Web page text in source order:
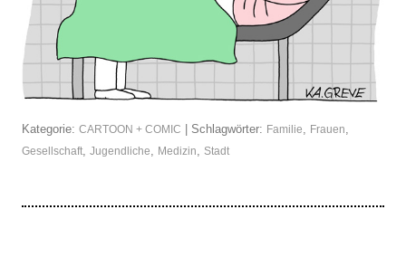
Kategorie: CARTOON + COMIC | Schlagwörter: Familie Frauen
Gesellschaft Jugendliche Medizin Stadt